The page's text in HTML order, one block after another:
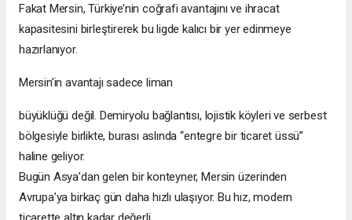
Fakat Mersin, Türkiye’nin coğrafi avantajını ve ihracat
kapasitesini birleştirerek bu ligde kalıcı bir yer edinmeye
hazırlanıyor.
Mersin’in avantajı sadece liman
büyüklüğü değil. Demiryolu bağlantısı, lojistik köyleri ve serbest
bölgesiyle birlikte, burası aslında “entegre bir ticaret üssü”
haline geliyor.
Bugün Asya’dan gelen bir konteyner, Mersin üzerinden
Avrupa’ya birkaç gün daha hızlı ulaşıyor. Bu hız, modern